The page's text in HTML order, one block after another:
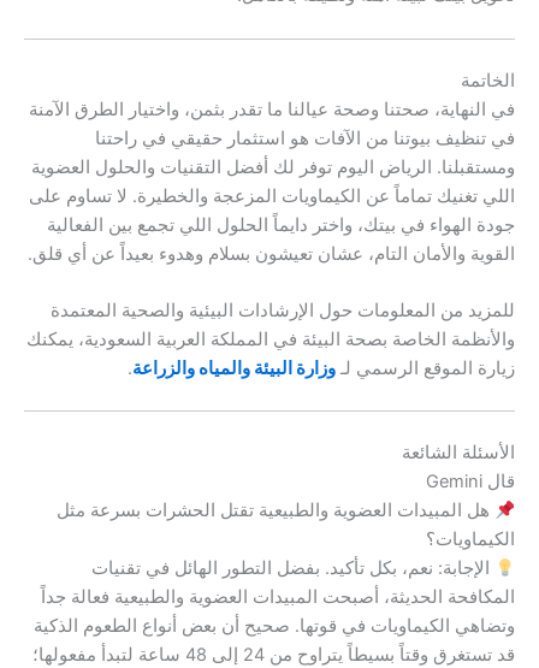
الخاتمة
في النهاية، صحتنا وصحة عيالنا ما تقدر بثمن، واختيار الطرق الآمنة
في تنظيف بيوتنا من الآفات هو استثمار حقيقي في راحتنا
ومستقبلنا. الرياض اليوم توفر لك أفضل التقنيات والحلول العضوية
اللي تغنيك تماماً عن الكيماويات المزعجة والخطيرة. لا تساوم على
جودة الهواء في بيتك، واختر دايماً الحلول اللي تجمع بين الفعالية
القوية والأمان التام، عشان تعيشون بسلام وهدوء بعيداً عن أي قلق.
للمزيد من المعلومات حول الإرشادات البيئية والصحية المعتمدة
والأنظمة الخاصة بصحة البيئة في المملكة العربية السعودية، يمكنك
زيارة الموقع الرسمي لـ وزارة البيئة والمياه والزراعة.
الأسئلة الشائعة
قال Gemini
هل المبيدات العضوية والطبيعية تقتل الحشرات بسرعة مثل
الكيماويات؟
الإجابة: نعم، بكل تأكيد. بفضل التطور الهائل في تقنيات
المكافحة الحديثة، أصبحت المبيدات العضوية والطبيعية فعالة جداً
وتضاهي الكيماويات في قوتها. صحيح أن بعض أنواع الطعوم الذكية
قد تستغرق وقتاً بسيطاً يتراوح من 24 إلى 48 ساعة لتبدأ مفعولها؛